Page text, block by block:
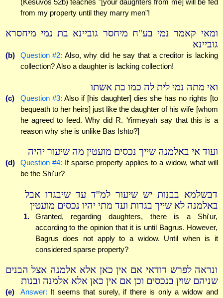
from my property until they marry men"!
ומאי קאמר נמי בע''ח מיחסר גוביינא בת נמי מיחסרא
גוביינא
(b) Question #2: Also, why did he say that a creditor is lacking
collection? Also a daughter is lacking collection!
ואי מתה נמי לית לה כמו בת אשתו
(c) Question #3: Also if [his daughter] dies she has no rights [to
bequeath to her heirs] just like the daughter of his wife [whom
he agreed to feed. Why did R. Yirmeyah say that this is a
reason why she is unlike Bas Ishto?]
ועוד אי באלמנה שייך נכסים מועטין מה שיעור יהיה
(d) Question #4: If sparse property applies to a widow, what will
be the Shi'ur?
דבשלמא בבנות יש שיעור למ''ד עד שיבגרו אבל
באלמנה לא שייך בגרות ועד מתי יהיו נכסים מועטין
1.
Granted, regarding daughters, there is a Shi'ur,
according to the opinion that it is until Bagrus. However,
Bagrus does not apply to a widow. Until when is it
considered sparse property?
ונראה לפרש דודאי אם אין כאן אלא אלמנה אצל הבנים
שניהם שוין בנכסים וכן אם אין כאן אלא אלמנה ובנות
(e) Answer: It seems that surely, if there is only a widow and